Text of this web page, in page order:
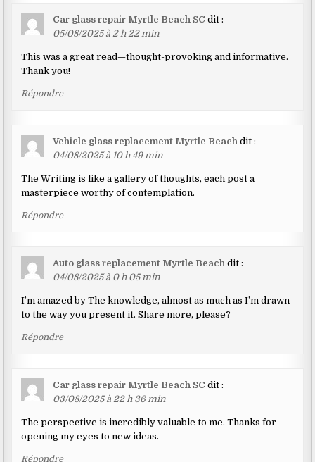
Car glass repair Myrtle Beach SC dit :
05/08/2025 à 2 h 22 min
This was a great read—thought-provoking and informative.
Thank you!
Répondre
Vehicle glass replacement Myrtle Beach dit :
04/08/2025 à 10 h 49 min
The Writing is like a gallery of thoughts, each post a
masterpiece worthy of contemplation.
Répondre
Auto glass replacement Myrtle Beach dit :
04/08/2025 à 0 h 05 min
I’m amazed by The knowledge, almost as much as I’m drawn
to the way you present it. Share more, please?
Répondre
Car glass repair Myrtle Beach SC dit :
03/08/2025 à 22 h 36 min
The perspective is incredibly valuable to me. Thanks for
opening my eyes to new ideas.
Répondre